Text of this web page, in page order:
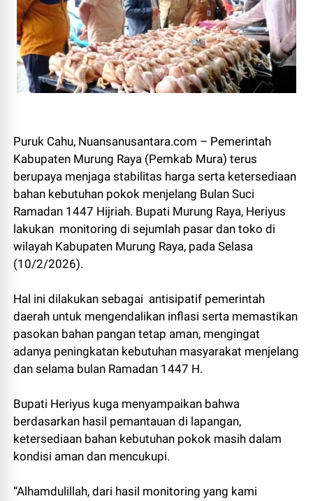
Puruk Cahu, Nuansanusantara.com – Pemerintah
Kabupaten Murung Raya (Pemkab Mura) terus
berupaya menjaga stabilitas harga serta ketersediaan
bahan kebutuhan pokok menjelang Bulan Suci
Ramadan 1447 Hijriah. Bupati Murung Raya, Heriyus
lakukan monitoring di sejumlah pasar dan toko di
wilayah Kabupaten Murung Raya, pada Selasa
(10/2/2026).
Hal ini dilakukan sebagai antisipatif pemerintah
daerah untuk mengendalikan inflasi serta memastikan
pasokan bahan pangan tetap aman, mengingat
adanya peningkatan kebutuhan masyarakat menjelang
dan selama bulan Ramadan 1447 H.
Bupati Heriyus kuga menyampaikan bahwa
berdasarkan hasil pemantauan di lapangan,
ketersediaan bahan kebutuhan pokok masih dalam
kondisi aman dan mencukupi.
“Alhamdulillah, dari hasil monitoring yang kami